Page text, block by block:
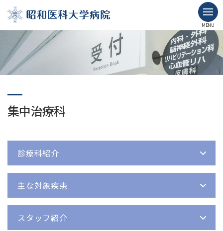
MENU
集中治療科
診療科紹介
主な対象疾患
スタッフ紹介